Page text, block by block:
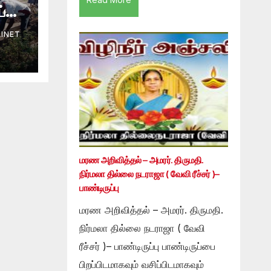
மரண அறிவித்தல் – அமரர். திருமதி.
நிர்மலா தில்லை நடராஜா ( வேவி ரீச்சர் )–
பாண்டிருப்பு
மரண அறிவித்தல் – அமரர். திருமதி.
நிர்மலா தில்லை நடராஜா ( வேவி
ரீச்சர் )– பாண்டிருப்பு பாண்டிருப்பை
பிறப்பிடமாகவும் வசிப்பிடமாகவும்